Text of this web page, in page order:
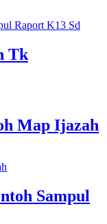
Tk
Map Ijazah
Sampul